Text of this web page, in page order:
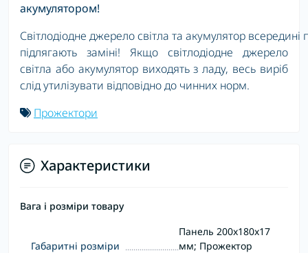
акумулятором!
Світлодіодне джерело світла та акумулятор всередині
підлягають заміні! Якщо світлодіодне джерело
світла або акумулятор виходять з ладу, весь виріб
слід утилізувати відповідно до чинних норм.
Прожектори
Характеристики
Вага і розміри товару
Габаритні розміри
Панель 200x180x17
мм; Прожектор